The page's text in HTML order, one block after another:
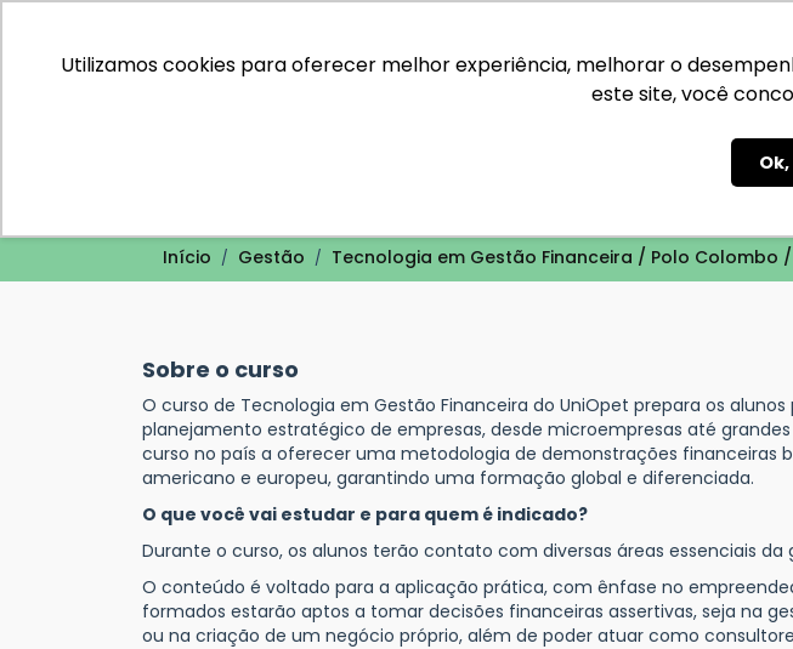
Utilizamos cookies para oferecer melhor experiência, melhorar o
este site, você
Início Gestão Tecnologia em Gestão Financeira / Polo Colombo /
Sobre o curso
O curso de Tecnologia em Gestão Financeira do UniOpet prepara os alunos
planejamento estratégico de empresas, desde microempresas até grandes
curso no país a oferecer uma metodologia de demonstrações financeiras
americano e europeu, garantindo uma formação global e diferenciada.
O que você vai estudar e para quem é indicado?
Durante o curso, os alunos terão contato com diversas áreas essenciais
O conteúdo é voltado para a aplicação prática, com ênfase no
formados estarão aptos a tomar decisões financeiras assertivas, seja na
ou na criação de um negócio próprio, além de poder atuar como